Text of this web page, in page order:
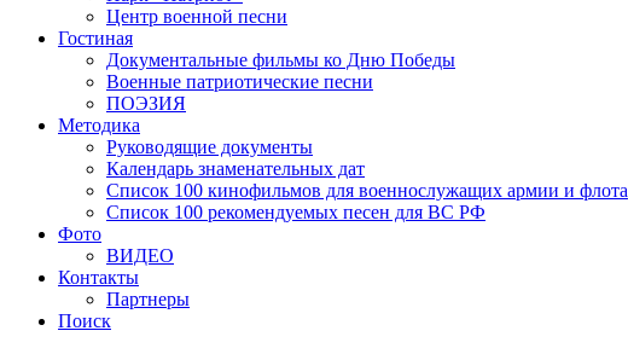
Центр военной песни
Гостиная
Документальные фильмы ко Дню Победы
Военные патриотические песни
ПОЭЗИЯ
Методика
Руководящие документы
Календарь знаменательных дат
Список 100 кинофильмов для военнослужащих армии и флота
Список 100 рекомендуемых песен для ВС РФ
Фото
ВИДЕО
Контакты
Партнеры
Поиск